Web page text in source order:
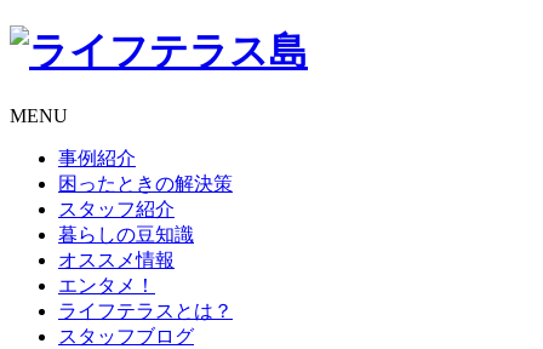
MENU
事例紹介
困ったときの解決策
スタッフ紹介
暮らしの豆知識
オススメ情報
エンタメ！
ライフテラスとは？
スタッフブログ